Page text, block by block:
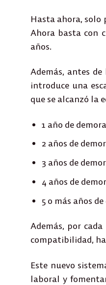
Hasta ahora, solo
Ahora basta con
años.
Además, antes
introduce una
que se alcanzó la
1 año de
2 años de
3 años de
4 años de
5 o más años
Además, por
compatibilidad,
Este nuevo
laboral y